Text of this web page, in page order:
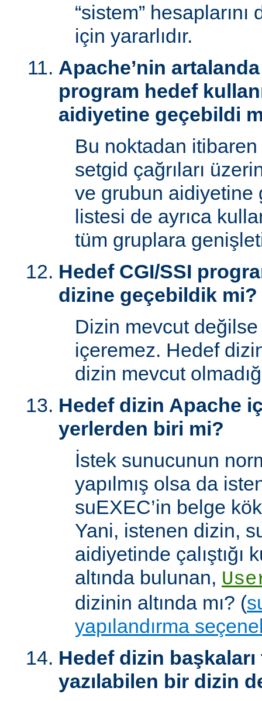
“sistem”
için yararlıdır.
Apache’nin artalanda
program hedef
aidiyetine geçebildi
Bu noktadan
setgid çağrıları
ve grubun aidiyetine
listesi de ayrıca
tüm gruplara
Hedef CGI/SSI
dizine geçebildik mi?
Dizin mevcut değilse
içeremez. Hedef
dizin mevcut
Hedef dizin Apache
yerlerden biri mi?
İstek sunucunun
yapılmış olsa da
suEXEC’in belge
Yani, istenen dizin,
aidiyetinde çalıştığı
altında bulunan,
dizinin altında mı? (
yapılandırma
Hedef dizin başkaları
yazılabilen bir dizin